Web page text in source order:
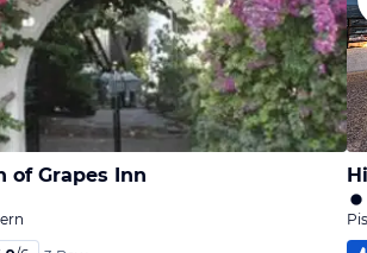
of Grapes Inn